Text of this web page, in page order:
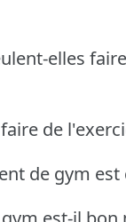
elles
de
de gym est